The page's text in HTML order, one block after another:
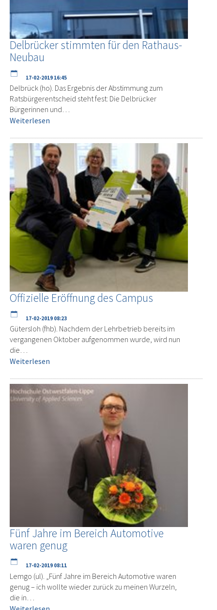
Delbrücker stimmten für den Rathaus-
Neubau
17-02-2019 16:45
Delbrück (ho). Das Ergebnis der Abstimmung zum
Ratsbürgerentscheid steht fest: Die Delbrücker
Bürgerinnen und…
Weiterlesen
Offizielle Eröffnung des Campus
17-02-2019 08:23
Gütersloh (fhb). Nachdem der Lehrbetrieb bereits im
vergangenen Oktober aufgenommen wurde, wird nun
die…
Weiterlesen
Fünf Jahre im Bereich Automotive
waren genug
17-02-2019 08:11
Lemgo (ul). „Fünf Jahre im Bereich Automotive waren
genug – ich wollte wieder zurück zu meinen Wurzeln,
die in…